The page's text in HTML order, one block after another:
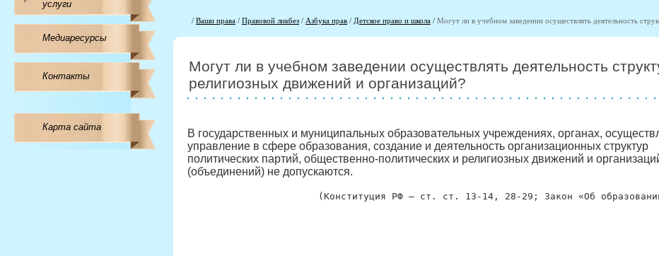
услуги
Медиаресурсы
Контакты
Карта сайта
/ Ваши права / Правовой ликбез / Азбука прав / Детское право и школа / Могут ли в учебном заведении осуществлять деятельность
Могут ли в учебном заведении осуществлять деятельность
религиозных движений и организаций?
В государственных и муниципальных образовательных учреждениях, органах,
управление в сфере образования, создание и деятельность организационных структур
политических партий, общественно-политических и религиозных движений и
(объединений) не допускаются.
(Конституция РФ — ст. ст. 13-14, 28-29; Закон «Об